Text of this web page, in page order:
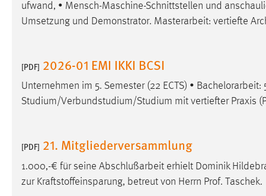
ufwand, • Mensch-Maschine-Schnittstellen und
Umsetzung und Demonstrator. Masterarbeit: vertiefte
[PDF] 2026-01 EMI IKKI BCSI
Unternehmen im 5. Semester (22 ECTS) • Bachelorarbeit:
Studium/Verbundstudium/Studium mit vertiefter Praxis
[PDF] 21. Mitgliederversammlung
1.000,-€ für seine Abschlußarbeit erhielt Dominik
zur Kraftstoffeinsparung, betreut von Herrn Prof. Taschek.
Name: _gcl_au
Cookie Laufzeit:
Anbieter:
Zweck: Conversion-Tracking